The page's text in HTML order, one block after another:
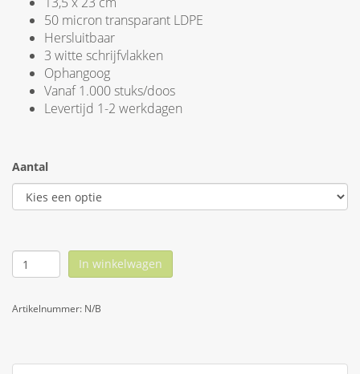
50 micron transparant LDPE
Hersluitbaar
3 witte schrijfvlakken
Ophangoog
Vanaf 1.000 stuks/doos
Levertijd 1-2 werkdagen
Aantal
In winkelwagen
Artikelnummer: N/B